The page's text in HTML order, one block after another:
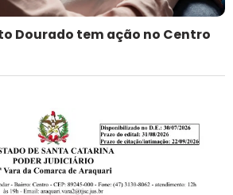
Dourado tem ação no Centro